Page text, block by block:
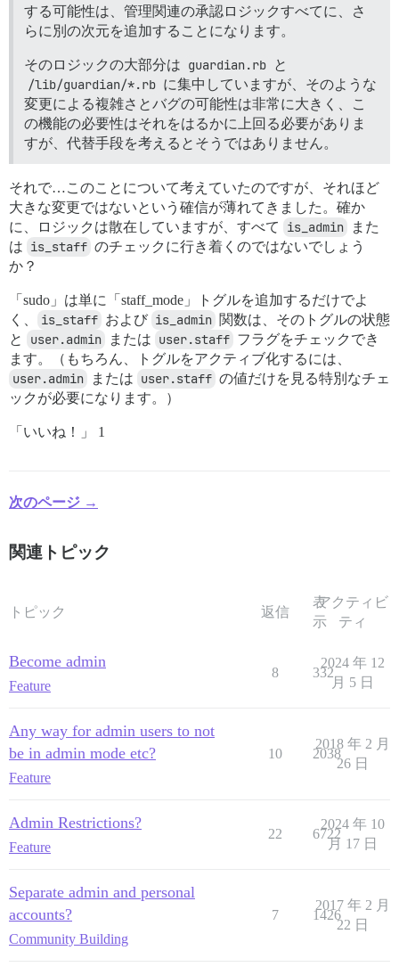
する可能性は、管理関連の承認ロジックすべてに、さ
らに別の次元を追加することになります。
そのロジックの大部分は guardian.rb と
/lib/guardian/*.rb に集中していますが、そのような
変更による複雑さとバグの可能性は非常に大きく、こ
の機能の必要性はそれをはるかに上回る必要がありま
すが、代替手段を考えるとそうではありません。
それで…このことについて考えていたのですが、それほど
大きな変更ではないという確信が薄れてきました。確か
に、ロジックは散在していますが、すべて
is_admin
また
は is_staff のチェックに行き着くのではないでしょう
か？
「sudo」は単に「staff_mode」トグルを追加するだけでよ
く、
is_staff および is_admin 関数は、そのトグルの状態
と
user.admin または user.staff フラグをチェックでき
ます。（もちろん、トグルをアクティブ化するには、
user.admin または user.staff の値だけを見る特別なチェ
ックが必要になります。）
「いいね！」 1
次のページ →
関連トピック
トピック 返信
表
示
アクティビ
ティ
Become admin
Feature
8 332
2024 年 12
月 5 日
Any way for admin users to not
be in admin mode etc?
Feature
10 2038
2018 年 2 月
26 日
Admin Restrictions?
Feature
22 6722
2024 年 10
月 17 日
Separate admin and personal
accounts?
Community Building
7 1426
2017 年 2 月
22 日